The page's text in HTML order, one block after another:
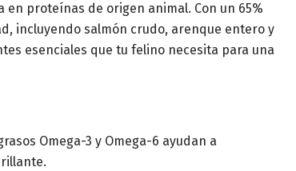
proteínas de origen animal. Con un 65%
incluyendo salmón crudo, arenque entero y
esenciales que tu felino necesita para una
Omega-3 y Omega-6 ayudan a